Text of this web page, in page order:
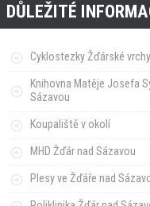
DŮLEŽITÉ
Cyklostezky Žďárské vrchy
Knihovna Matěje Josefa
Sázavou
Koupaliště v okolí
MHD Žďár nad Sázavou
Plesy ve Žďáře nad